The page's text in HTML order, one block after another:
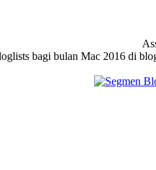
bagi bulan Mac 2016 di